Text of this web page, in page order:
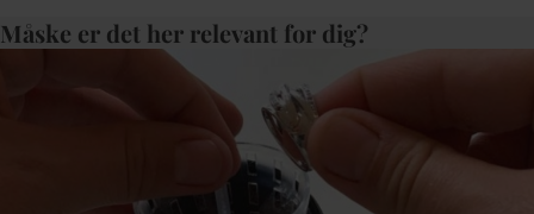
Måske er det her relevant for dig?